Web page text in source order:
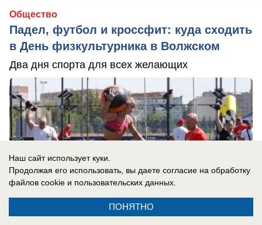
Общество
Падел, футбол и кроссфит: куда сходить
в День физкультурника в Волжском
Два дня спорта для всех желающих
Наш сайт использует куки.
Продолжая его использовать, вы даете согласие на обработку
файлов cookie и пользовательских данных.
ПОНЯТНО